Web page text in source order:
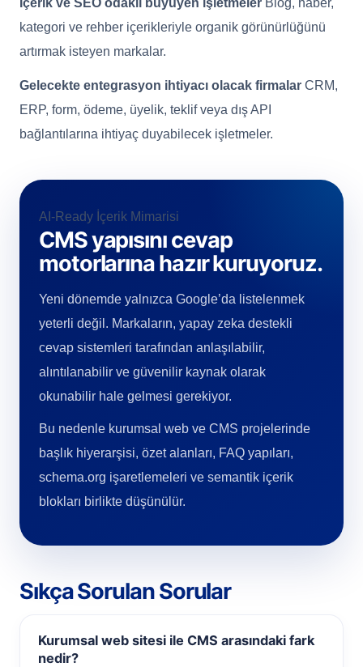
kategori ve rehber içerikleriyle organik görünürlüğünü
artırmak isteyen markalar.
Gelecekte entegrasyon ihtiyacı olacak firmalar CRM,
ERP, form, ödeme, üyelik, teklif veya dış API
bağlantılarına ihtiyaç duyabilecek işletmeler.
AI-Ready İçerik Mimarisi
CMS yapısını cevap
motorlarına hazır kuruyoruz.
Yeni dönemde yalnızca Google’da listelenmek
yeterli değil. Markaların, yapay zeka destekli
cevap sistemleri tarafından anlaşılabilir,
alıntılanabilir ve güvenilir kaynak olarak
okunabilir hale gelmesi gerekiyor.
Bu nedenle kurumsal web ve CMS projelerinde
başlık hiyerarşisi, özet alanları, FAQ yapıları,
schema.org işaretlemeleri ve semantik içerik
blokları birlikte düşünülür.
Sıkça Sorulan Sorular
Kurumsal web sitesi ile CMS arasındaki fark
nedir?